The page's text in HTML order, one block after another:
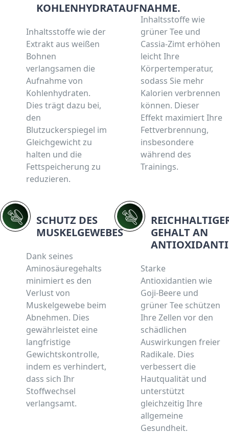
KOHLENHYDRATAUFNAHME.
Inhaltsstoffe wie der
Extrakt aus weißen
Bohnen
verlangsamen die
Aufnahme von
Kohlenhydraten.
Dies trägt dazu bei,
den
Blutzuckerspiegel im
Gleichgewicht zu
halten und die
Fettspeicherung zu
reduzieren.
Inhaltsstoffe wie
grüner Tee und
Cassia-Zimt erhöhen
leicht Ihre
Körpertemperatur,
sodass Sie mehr
Kalorien verbrennen
können. Dieser
Effekt maximiert Ihre
Fettverbrennung,
insbesondere
während des
Trainings.
SCHUTZ DES
MUSKELGEWEBES
Dank seines
Aminosäuregehalts
minimiert es den
Verlust von
Muskelgewebe beim
Abnehmen. Dies
gewährleistet eine
langfristige
Gewichtskontrolle,
indem es verhindert,
dass sich Ihr
Stoffwechsel
verlangsamt.
GEHALT AN
Starke
Antioxidantien wie
Goji-Beere und
grüner Tee schützen
Ihre Zellen vor den
schädlichen
Auswirkungen freier
Radikale. Dies
verbessert die
Hautqualität und
unterstützt
gleichzeitig Ihre
allgemeine
Gesundheit.